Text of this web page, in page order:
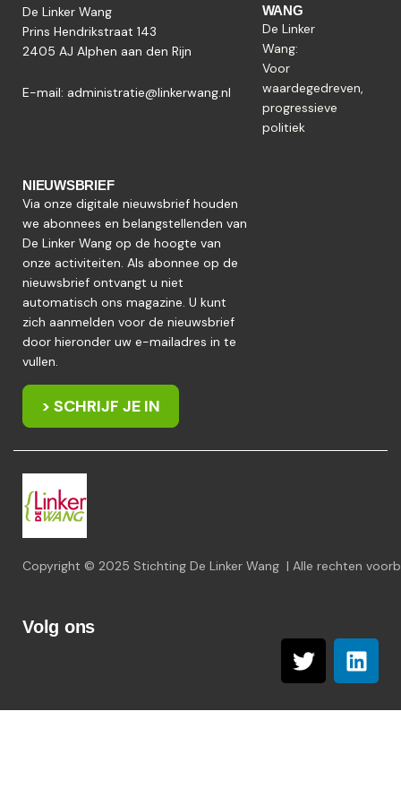
De Linker Wang
Prins Hendrikstraat 143
2405 AJ Alphen aan den Rijn
E-mail: administratie@linkerwang.nl
WANG
De Linker
Wang:
Voor
waardegedreven,
progressieve
politiek
NIEUWSBRIEF
Via onze digitale nieuwsbrief houden
we abonnees en belangstellenden van
De Linker Wang op de hoogte van
onze activiteiten. Als abonnee op de
nieuwsbrief ontvangt u niet
automatisch ons magazine. U kunt
zich aanmelden voor de nieuwsbrief
door hieronder uw e-mailadres in te
vullen.
> SCHRIJF JE IN
Copyright © 2025 Stichting De Linker Wang | Alle rechten
Volg ons
T
w
i
t
L
i
n
k